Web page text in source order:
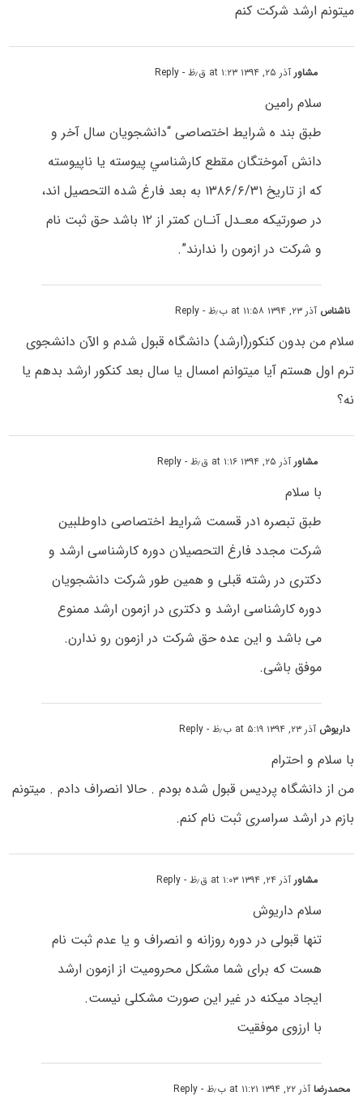
میتونم ارشد شرکت کنم
مشاورآذر ۲۵, ۱۳۹۴ at ۱:۲۳ ق٫ظ - Reply
سلام رامین
طبق بند ه شرایط اختصاصی “داﻧﺸﺠﻮﻳﺎن سال آﺧﺮ و
داﻧﺶ آﻣﻮﺧﺘﮕﺎن ﻣﻘﻄﻊ ﻛﺎرﺷﻨﺎﺳﻲ ﭘﻴﻮﺳﺘﻪ یا ﻧﺎﭘﻴﻮﺳﺘﻪ
ﻛﻪ از تاریخ ۱۳۸۶/۶/۳۱ به بعد ﻓﺎرغ ﺷﺪه اﻟﺘﺤﺼﻴﻞ اﻧﺪ،
در ﺻﻮرﺗﻴﻜﻪ ﻣﻌـﺪل آﻧـﺎن کمتر از ۱۲ باشد حق ثبت نام
و شرکت در ازمون را ندارند”.
ناشناس آذر ۲۳, ۱۳۹۴ at ۱۱:۵۸ ب٫ظ - Reply
سلام من بدون کنکور(ارشد) دانشگاه قبول شدم و الآن دانشجوی
ترم اول هستم آیا میتوانم امسال یا سال بعد کنکور ارشد بدهم یا
نه؟
مشاورآذر ۲۵, ۱۳۹۴ at ۱:۱۶ ق٫ظ - Reply
با سلام
طبق تبصره ۱در قسمت شرایط اختصاصی داوطلبین
شرکت مجدد فارغ التحصیلان دوره کارشناسی ارشد و
دکتری در رشته قبلی و همین طور شرکت دانشجویان
دوره کارشناسی ارشد و دکتری در ازمون ارشد ممنوع
می باشد و این عده حق شرکت در ازمون رو ندارن.
موفق باشی.
داریوش آذر ۲۳, ۱۳۹۴ at ۵:۱۹ ب٫ظ - Reply
با سلام و احترام
من از دانشگاه پردیس قبول شده بودم . حالا انصراف دادم . میتونم
بازم در ارشد سراسری ثبت نام کنم.
مشاورآذر ۲۴, ۱۳۹۴ at ۱:۰۳ ق٫ظ - Reply
سلام داریوش
تنها قبولی در دوره روزانه و انصراف و یا عدم ثبت نام
هست که برای شما مشکل محرومیت از ازمون ارشد
ایجاد میکنه در غیر این صورت مشکلی نیست.
با ارزوی موفقیت
محمدرضاآذر ۲۲, ۱۳۹۴ at ۱۱:۲۱ ب٫ظ - Reply